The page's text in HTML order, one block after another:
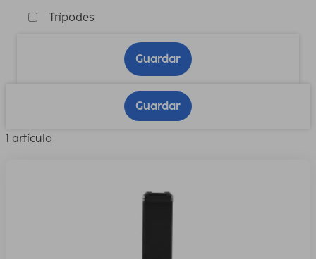
Trípodes
Guardar
Guardar
1 artículo